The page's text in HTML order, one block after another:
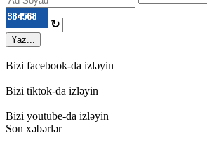
↻
Yaz...
Bizi facebook-da izləyin
Bizi tiktok-da izləyin
Bizi youtube-da izləyin
Son xəbərlər